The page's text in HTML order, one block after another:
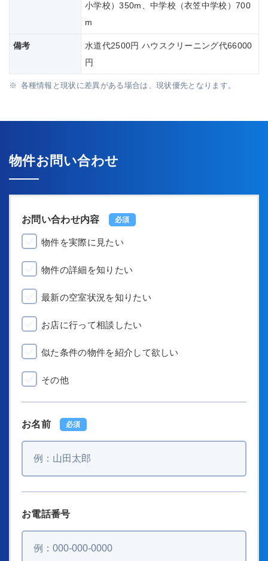
小学校）350m、中学校（衣笠中学校）700
m
備考
水道代2500円 ハウスクリーニング代66000
円
各種情報と現状に差異がある場合は、現状優先となります。
物件お問い合わせ